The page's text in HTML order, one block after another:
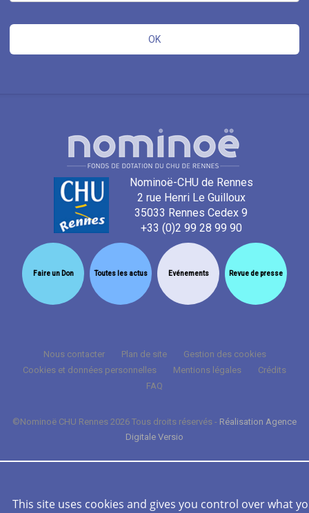
Nominoë-CHU de Rennes
2 rue Henri Le Guilloux
35033 Rennes Cedex 9
+33 (0)2 99 28 99 90
Faire un Don Toutes les actus Evénements Revue de presse
Nous contacter Plan de site
Gestion des cookies
Cookies et données personnelles
Mentions légales
Crédits
FAQ
©Nominoë CHU Rennes 2026 Tous droits réservés - Réalisation Agence
Digitale Versio
This site uses cookies and gives you control over what